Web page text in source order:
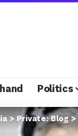
Politics
>Private: Blog >